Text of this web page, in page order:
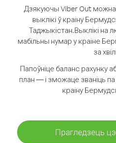
Дзякуючы Viber Out
выклікі ў краіну
Таджыкістан.Выклікі на
мабільны нумар у краіне
за
Папоўніце баланс
план — і зможаце званіць па
краіну
Прагледзець